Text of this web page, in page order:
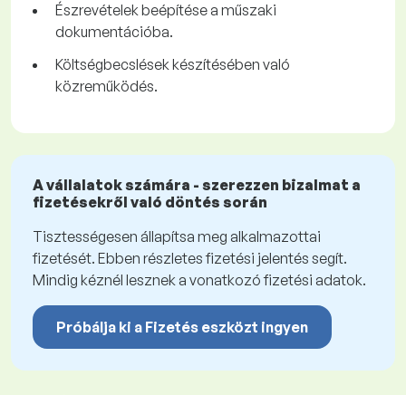
Észrevételek beépítése a műszaki
dokumentációba.
Költségbecslések készítésében való
közreműködés.
A vállalatok számára - szerezzen bizalmat a
fizetésekről való döntés során
Tisztességesen állapítsa meg alkalmazottai
fizetését. Ebben részletes fizetési jelentés segít.
Mindig kéznél lesznek a vonatkozó fizetési adatok.
Próbálja ki a Fizetés eszközt ingyen